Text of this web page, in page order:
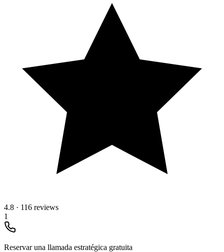
4.8 · 116 reviews
1
Reservar una llamada estratégica gratuita